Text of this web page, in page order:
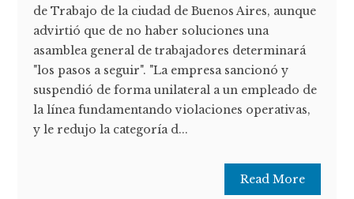
de Trabajo de la ciudad de Buenos Aires, aunque
advirtió que de no haber soluciones una
asamblea general de trabajadores determinará
"los pasos a seguir". "La empresa sancionó y
suspendió de forma unilateral a un empleado de
la línea fundamentando violaciones operativas,
y le redujo la categoría d...
Read More